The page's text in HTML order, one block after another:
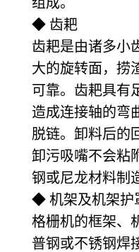
◆ 齿耙
齿耙是由诸多小
大的旋转面，捞
可靠。齿耙具有
造成连接轴的弯
脱链。卸料后的
卸污吸嘴不会粘
钢或尼龙材料制
◆ 机架及机架护
格栅机的框架、
普钢或不锈钢焊